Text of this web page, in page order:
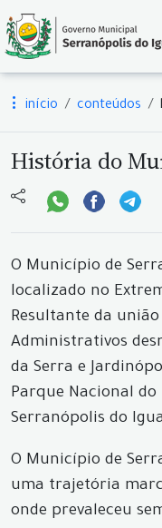
início conteúdos
História do
O Município de
localizado no
Resultante da
Administrativos
da Serra e
Parque Nacional
Serranópolis do
O Município de
uma trajetória
onde prevaleceu